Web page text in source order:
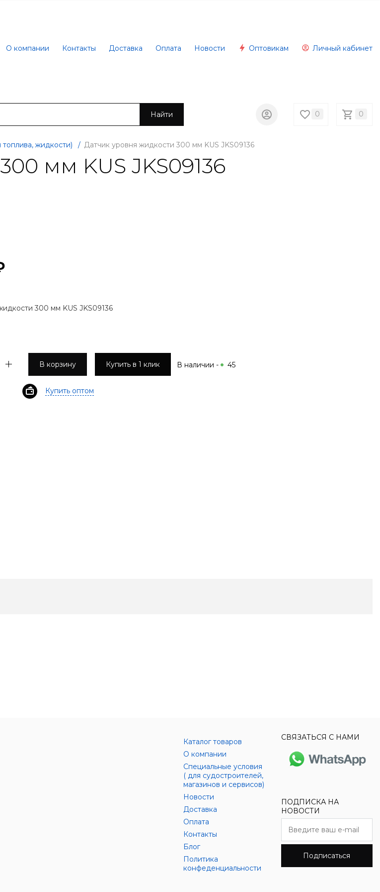
О компании Контакты Доставка Оплата Новости Оптовикам Личный кабинет
0 0
Найти
жидкости) / Датчик уровня жидкости 300 мм KUS JKS09136
мм KUS JKS09136
300 мм KUS JKS09136
В корзину Купить в 1 клик В наличии - 45
Купить оптом
Каталог товаров
О компании
Специальные условия
( для судостроителей,
магазинов и сервисов)
Новости
Доставка
Оплата
Контакты
Блог
Политика
конфеденциальности
СВЯЗАТЬСЯ С НАМИ
ПОДПИСКА НА
НОВОСТИ
Подписаться